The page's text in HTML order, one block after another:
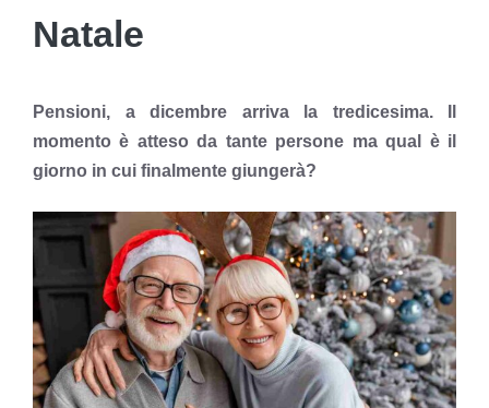
Natale
Pensioni, a dicembre arriva la tredicesima. Il
momento è atteso da tante persone ma qual è il
giorno in cui finalmente giungerà?